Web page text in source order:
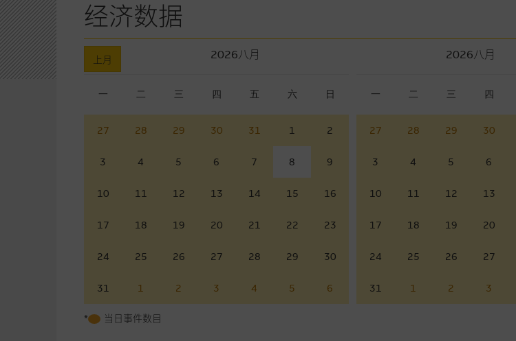
经济数据
上月 2026八月
一 二 三 四 五 六 日
27 28 29 30 31 1 2
3 4 5 6 7 8 9
10 11 12 13 14 15 16
17 18 19 20 21 22 23
24 25 26 27 28 29 30
31 1 2 3 4 5 6
2026八月
一 二 三 四
27 28 29 30
3 4 5 6
10 11 12 13
17 18 19 20
24 25 26 27
31 1 2 3
* 当日事件数目